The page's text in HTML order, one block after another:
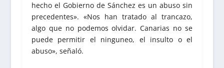
hecho el Gobierno de Sánchez es un abuso sin
precedentes». «Nos han tratado al trancazo,
algo que no podemos olvidar. Canarias no se
puede permitir el ninguneo, el insulto o el
abuso», señaló.